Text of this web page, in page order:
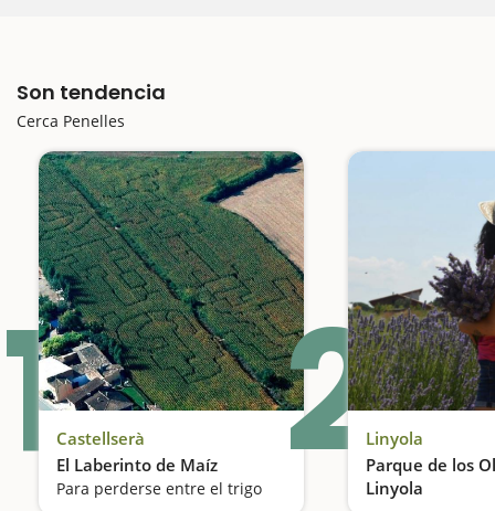
Son tendencia
Cerca Penelles
1 Castellserà
El Laberinto de Maíz
Para perderse entre el trigo 2Linyola
Parque de los
Linyola